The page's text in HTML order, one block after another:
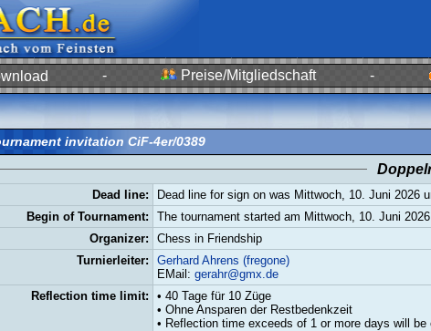
- Preise/Mitgliedschaft -
invitation CiF-4er/0389
Dead line:
Dead line for sign on was Mittwoch, 10. Juni 2026
Begin of Tournament:
The tournament started am Mittwoch, 10. Juni
Organizer:
Chess in Friendship
Turnierleiter:
Gerhard Ahrens (fregone)
EMail: gerahr@gmx.de
Reflection time limit:
• 40 Tage für 10 Züge
• Ohne Ansparen der Restbedenkzeit
• Reflection time exceeds of 1 or more days will be